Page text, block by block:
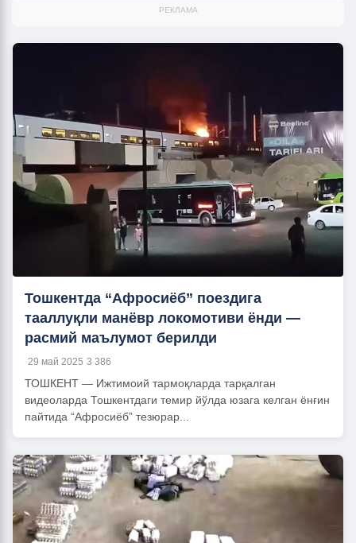
РЕКЛАМА
Тошкентда “Афросиёб” поездига
тааллуқли манёвр локомотиви ёнди —
расмий маълумот берилди
29 май 2025 3 386
ТОШКЕНТ — Ижтимоий тармоқларда тарқалган
видеоларда Тошкентдаги темир йўлда юзага келган ёнғин
пайтида “Афросиёб” тезюрар...